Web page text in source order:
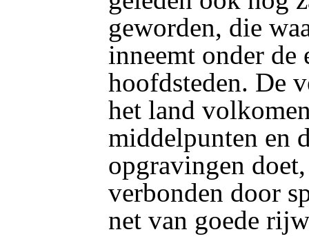
geworden, die
inneemt onder de
hoofdsteden. De
het land
middelpunten en
opgravingen
verbonden door
net van goede